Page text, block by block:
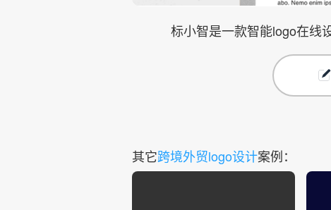
标小智是一款智能logo在线
其它跨境外贸logo设计案例：